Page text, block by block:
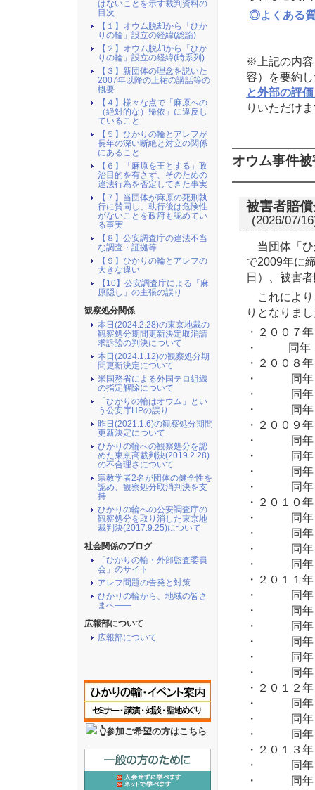
◎よくある
※上記の内容
容）を要約
と外部の評
りいただけ
オウム事件
被害者賠
(2026/07/
当団体「ひ
で2009年に
日）、被害
これにより
りとなりま
・２００７
・ 同年
・２００８
・ 同年
・ 同年
・ 同年１
・２００９
・ 同年
・ 同年
・ 同年
・ 同年
・２０１
・ 同年
・ 同年
・ 同年
・ 同年
・２０１
・ 同年
・ 同年
・ 同年
・ 同年
・ 同年
・ 同年
・２０１
・ 同年
・ 同年
・ 同年
・２０１
・ 同年
・ 同年
はないことを示す裁判資料の
目次
【１】オウム脱却から「ひか
りの輪」設立の経緯(総論)
【２】オウム脱却から「ひか
りの輪」設立の経緯(時系列)
【３】新団体の理念を説いた
2007年以降の上祐の講話等の
概要
【４】様々な点で「麻原への
（絶対的な）帰依」に違反し
ていること
【５】ひかりの輪とアレフが
長年の深い断絶と対立の関係
にあること
【６】「麻原を王とする」政
治目的を有さず、そのための
違法行為を否定してきた事実
【７】当団体が麻原の死刑執
行に賛同し、執行後は危険性
がないことを政府も認めてい
る事実
【８】公安調査庁の違法不当
な調査・証拠等
【９】ひかりの輪とアレフの
大きな違い
【10】公安調査庁による「麻
原隠し」の主張の誤り
観察処分関係
本日(2024.2.28)の東京地裁の
観察処分期間更新決定取消請
求訴訟の判決について
本日(2024.1.12)の観察処分期
間更新決定について
米国務省による外国テロ組織
の指定解除について
「ひかりの輪はオウム」とい
う公安庁HPの誤り
昨日(2021.1.6)の観察処分期間
更新決定について
ひかりの輪への観察処分を認
めた東京高裁判決(2019.2.28)
の不合理さについて
宗教学者2名が団体の健全性を
認め、観察処分取消判決を支
持
ひかりの輪への公安調査庁の
観察処分を取り消した東京地
裁判決(2017.9.25)について
社会関係のブログ
「ひかりの輪・外部監査委員
会」のサイト
アレフ問題の告発と対策
ひかりの輪から、地域の皆さ
まへ――
広報部について
広報部について
👆参加ご希望の方はこちら